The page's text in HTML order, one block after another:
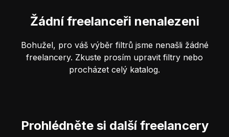
Žádní freelanceři nenalezeni
Bohužel, pro váš výběr filtrů jsme nenašli žádné
freelancery. Zkuste prosím upravit filtry nebo
procházet celý katalog.
Prohlédněte si další freelancery